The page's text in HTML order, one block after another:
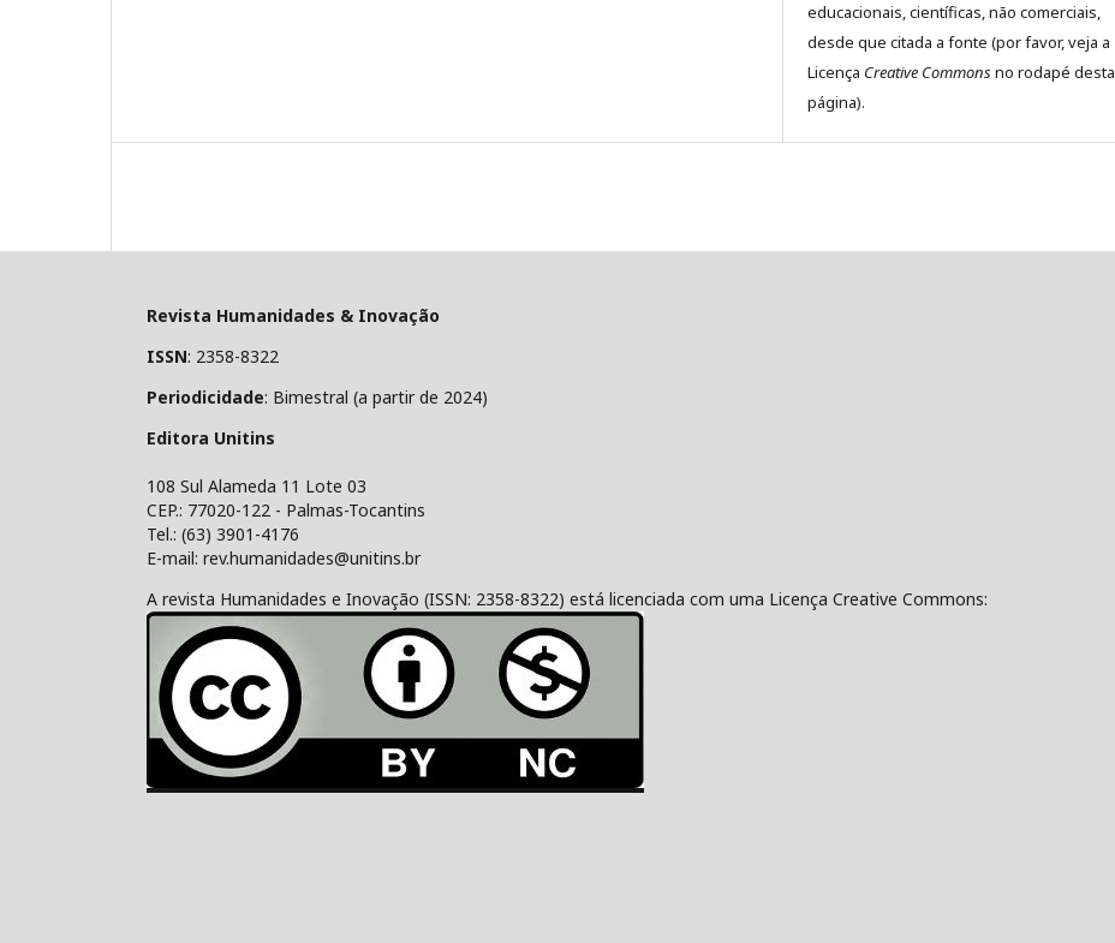
educacionais, científicas, não comerciais,
desde que citada a fonte (por favor, veja a
Licença Creative Commonsno rodapé desta
página).
Revista Humanidades & Inovação
ISSN: 2358-8322
Periodicidade: Bimestral (a partir de 2024)
Editora Unitins
108 Sul Alameda 11 Lote 03
CEP.: 77020-122 - Palmas-Tocantins
Tel.: (63) 3901-4176
E-mail: rev.humanidades@unitins.br
A revista Humanidades e Inovação (ISSN: 2358-8322) está licenciada com uma Licença Creative Commons: